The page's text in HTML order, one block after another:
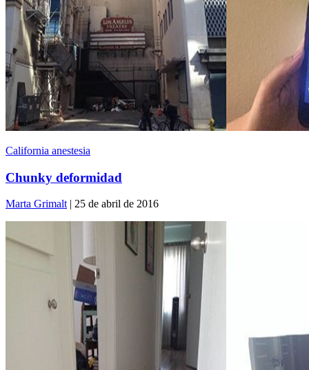
California anestesia
Chunky deformidad
Marta Grimalt | 25 de abril de 2016